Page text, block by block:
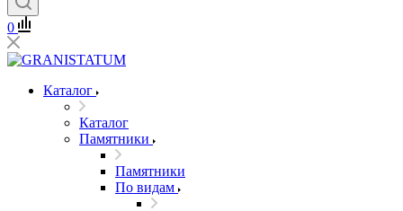
0
Каталог
Каталог
Памятники
Памятники
По видам